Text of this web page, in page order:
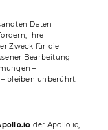
Daten
Ihre
Zweck für die
Bearbeitung
–
bleiben unberührt.
der Apollo.io,